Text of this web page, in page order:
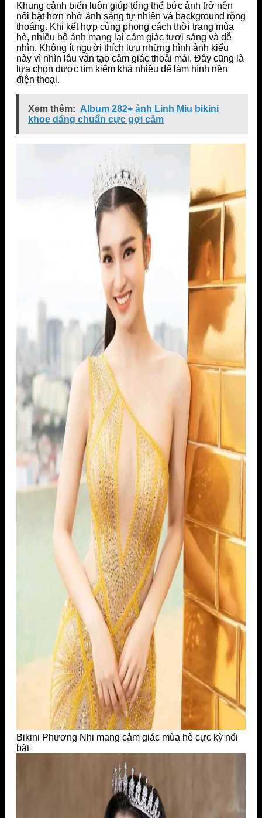
Khung cảnh biển luôn giúp tổng thể bức ảnh trở nên
nổi bật hơn nhờ ánh sáng tự nhiên và background rộng
thoáng. Khi kết hợp cùng phong cách thời trang mùa
hè, nhiều bộ ảnh mang lại cảm giác tươi sáng và dễ
nhìn. Không ít người thích lưu những hình ảnh kiểu
này vì nhìn lâu vẫn tạo cảm giác thoải mái. Đây cũng là
lựa chọn được tìm kiếm khá nhiều để làm hình nền
điện thoại.
Xem thêm: Album 282+ ảnh Linh Miu bikini
khoe dáng chuẩn cực gợi cảm
Bikini Phương Nhi mang cảm giác mùa hè cực kỳ nổi
bật